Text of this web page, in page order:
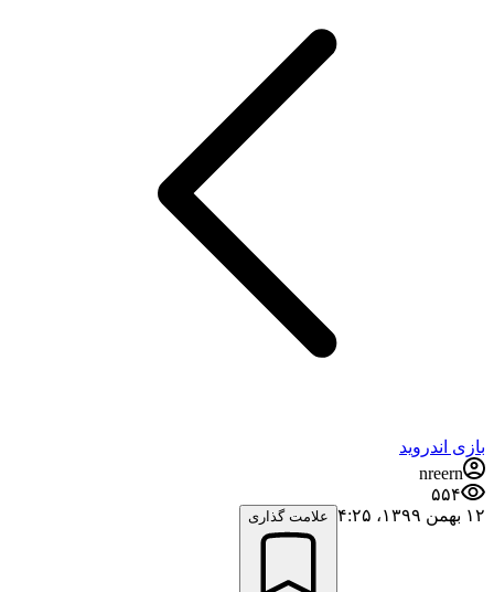
بازی اندروید
nreern
۵۵۴
۱۲ بهمن ۱۳۹۹،‏ ۴:۲۵
علامت گذاری